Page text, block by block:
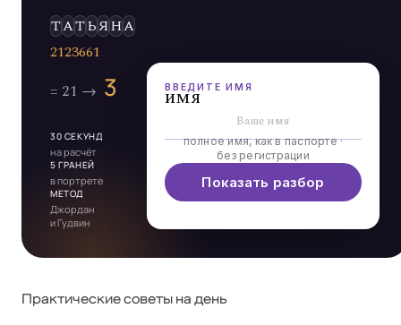
ЭЛЬДА
30 СЕКУНД
на расчёт
5 ГРАНЕЙ
в портрете
МЕТОД
Джордан
и Гудвин
ВВЕДИТЕ ИМЯ
имя
полное имя, как в паспорте ·
без регистрации
Показать разбор
Практические советы на день